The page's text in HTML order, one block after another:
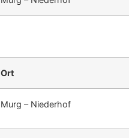
Ort
Murg – Niederhof